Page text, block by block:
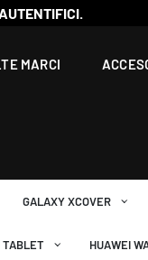
MARCI
GALAXY XCOVER
TABLET HUAWEI